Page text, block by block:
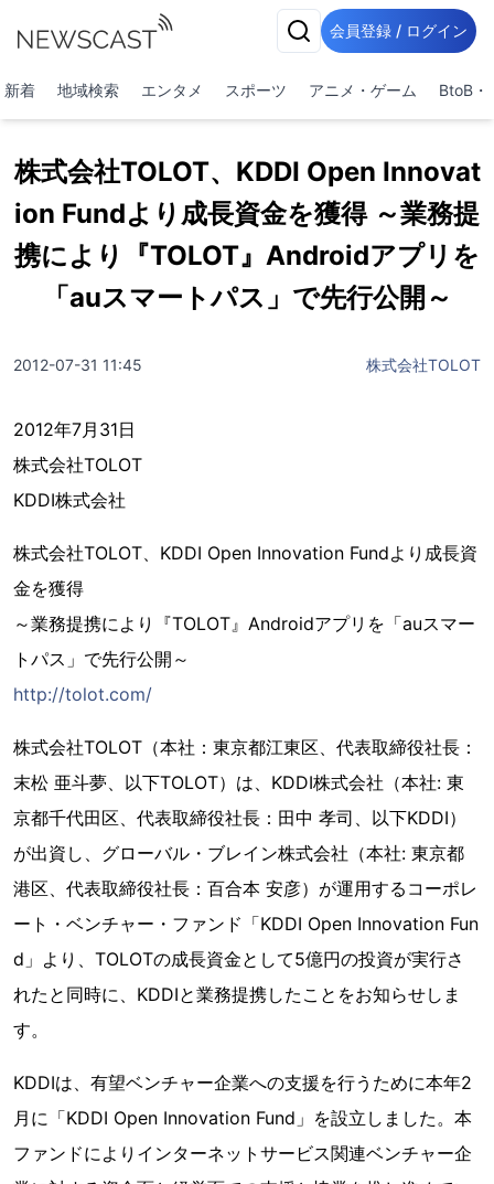
会員登録 / ログイン
新着 地域検索 エンタメ スポーツ アニメ・ゲーム BtoB・
株式会社TOLOT、KDDI Open Innovat
ion Fundより成長資金を獲得 ～業務提
携により『TOLOT』Androidアプリを
「auスマートパス」で先行公開～
2012-07-31 11:45 株式会社TOLOT
2012年7月31日
株式会社TOLOT
KDDI株式会社
株式会社TOLOT、KDDI Open Innovation Fundより成長資
金を獲得
～業務提携により『TOLOT』Androidアプリを「auスマー
トパス」で先行公開～
http://tolot.com/
株式会社TOLOT（本社：東京都江東区、代表取締役社長：
末松 亜斗夢、以下TOLOT）は、KDDI株式会社（本社: 東
京都千代田区、代表取締役社長：田中 孝司、以下KDDI）
が出資し、グローバル・ブレイン株式会社（本社: 東京都
港区、代表取締役社長：百合本 安彦）が運用するコーポレ
ート・ベンチャー・ファンド「KDDI Open Innovation Fun
d」より、TOLOTの成長資金として5億円の投資が実行さ
れたと同時に、KDDIと業務提携したことをお知らせしま
す。
KDDIは、有望ベンチャー企業への支援を行うために本年2
月に「KDDI Open Innovation Fund」を設立しました。本
ファンドによりインターネットサービス関連ベンチャー企